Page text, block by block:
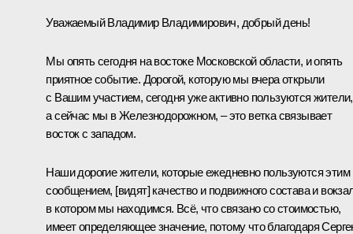
Уважаемый Владимир Владимирович, добрый день!
Мы опять сегодня на востоке Московской области, и опять
приятное событие. Дорогой, которую мы вчераоткрыли
с Вашим участием, сегодня уже активно пользуются жители,
а сейчас мы в Железнодорожном, ‒ это ветка связывает
восток с западом.
Наши дорогие жители, которые ежедневно пользуются этим
сообщением, [видят] качество и подвижного состава и
в котором мы находимся. Всё, что связано со стоимостью,
имеет определяющее значение, потому что благодаря